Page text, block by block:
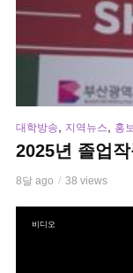
대학방송 지역뉴스 홍
2025년 졸업
8달 ago 38 views
비디오